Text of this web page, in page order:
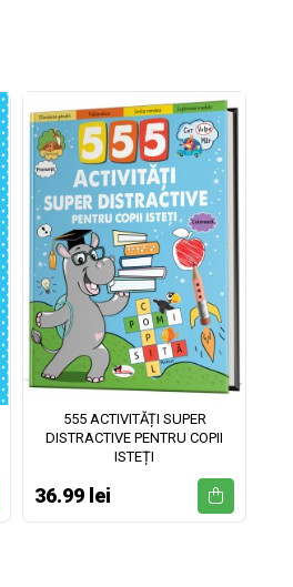
555 ACTIVITĂȚI SUPER
DISTRACTIVE PENTRU COPII
ISTEȚI
36.99 lei